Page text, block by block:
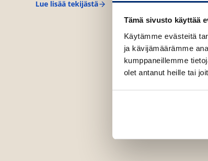
Tämä sivusto käyttää
Käytämme evästeitä
ja kävijämäärämme
kumppaneillemme
olet antanut heille tai
Lue lisää tekijästä
S